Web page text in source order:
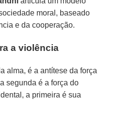
moral, baseado
e da cooperação.
a violência
alma, é a antítese da força
segunda é a força do
a primeira é sua